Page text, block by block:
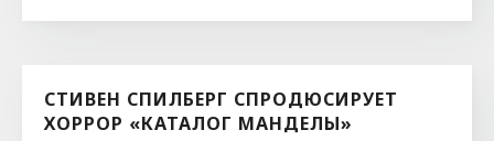
СТИВЕН СПИЛБЕРГ СПРОДЮСИРУЕТ
ХОРРОР «КАТАЛОГ МАНДЕЛЫ»